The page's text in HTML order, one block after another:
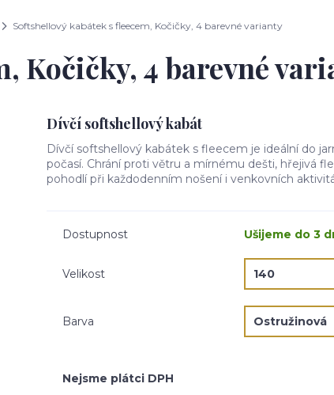
Softshellový kabátek s fleecem, Kočičky, 4 barevné varianty
Kočičky, 4 barevné
Dívčí softshellový kabát
Dívčí softshellový kabátek s fleecem je ideální do
počasí. Chrání proti větru a mírnému dešti, hřejivá
pohodlí při každodenním nošení i venkovních
Dostupnost Ušijeme do 3
Velikost
Barva
Nejsme plátci DPH